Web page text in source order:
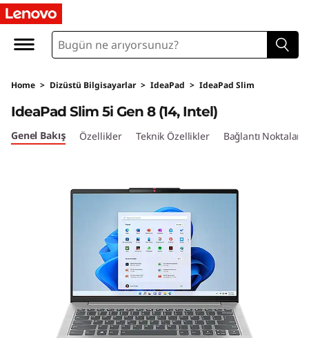
I
e
a
P
Home > Dizüstü Bilgisayarlar > IdeaPad > IdeaPad Slim
IdeaPad Slim 5i Gen 8 (14, Intel)
Genel Bakış Özellikler Teknik Özellikler Bağlantı Noktaları